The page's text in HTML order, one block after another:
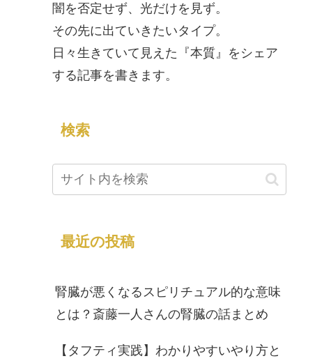
闇を否定せず、光だけを見ず。
その先に出ていきたいタイプ。
日々生きていて見えた『本質』をシェア
する記事を書きます。
検索
最近の投稿
腎臓が悪くなるスピリチュアル的な意味
とは？斎藤一人さんの腎臓の話まとめ
【タフティ実践】わかりやすいやり方と